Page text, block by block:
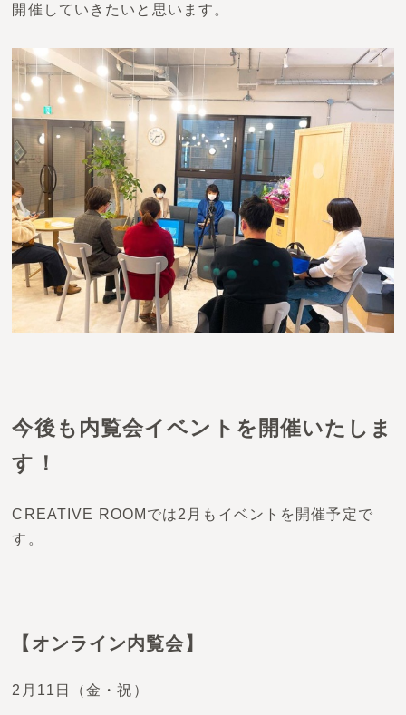
開催していきたいと思います。
今後も内覧会イベントを開催いたしま
す！
CREATIVE ROOMでは2月もイベントを開催予定で
す。
【オンライン内覧会】
2月11日（金・祝）